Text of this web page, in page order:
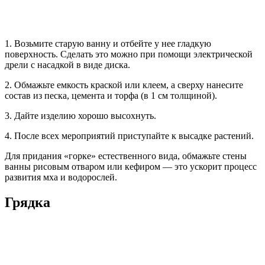
дрели с насадкой в виде диска.
2. Обмажьте емкость краской или клеем, а сверху нанесите
состав из песка, цемента и торфа (в 1 см толщиной).
3. Дайте изделию хорошо высохнуть.
4. После всех мероприятий приступайте к высадке растений.
Для придания «горке» естественного вида, обмажьте стены
ванны рисовым отваром или кефиром — это ускорит процесс
развития мха и водорослей.
Грядка